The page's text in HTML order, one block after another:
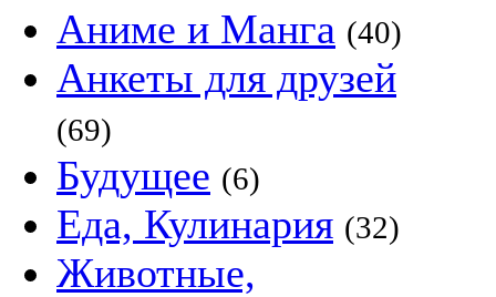
Аниме и Манга (40)
Анкеты для друзей
(69)
Будущее (6)
Еда, Кулинария (32)
Животные,